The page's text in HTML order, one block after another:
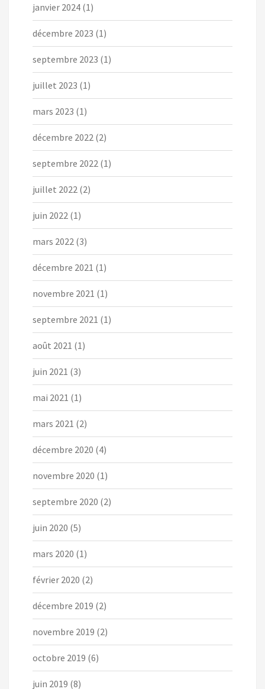
janvier 2024 (1)
décembre 2023 (1)
septembre 2023 (1)
juillet 2023 (1)
mars 2023 (1)
décembre 2022 (2)
septembre 2022 (1)
juillet 2022 (2)
juin 2022 (1)
mars 2022 (3)
décembre 2021 (1)
novembre 2021 (1)
septembre 2021 (1)
août 2021 (1)
juin 2021 (3)
mai 2021 (1)
mars 2021 (2)
décembre 2020 (4)
novembre 2020 (1)
septembre 2020 (2)
juin 2020 (5)
mars 2020 (1)
février 2020 (2)
décembre 2019 (2)
novembre 2019 (2)
octobre 2019 (6)
juin 2019 (8)